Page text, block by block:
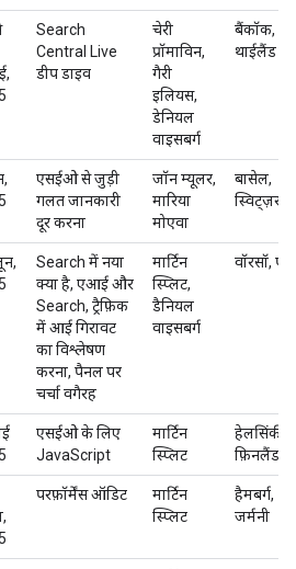
Search
Central Live
डीप डाइव
चेरी
प्रॉमाविन,
गैरी
इलियस,
डेनियल
वाइसबर्ग
बैंकॉक,
थाईलैंड
एसईओ से जुड़ी
गलत जानकारी
दूर करना
जॉन म्यूलर,
मारिया
मोएवा
बासेल,
Search में नया
क्या है, एआई और
Search, ट्रैफ़िक
में आई गिरावट
का विश्लेषण
करना, पैनल पर
चर्चा वगैरह
मार्टिन
स्प्लिट,
डैनियल
वाइसबर्ग
वॉरसॉ,
एसईओ के लिए
JavaScript
मार्टिन
स्प्लिट
हेलसिंकी,
फ़िनलैंड
परफ़ॉर्मेंस ऑडिट
मार्टिन
स्प्लिट
हैमबर्ग,
जर्मनी